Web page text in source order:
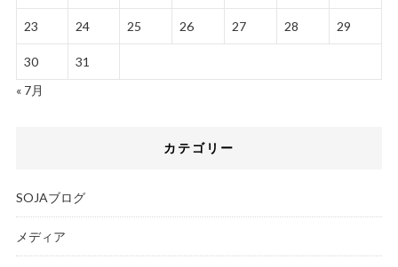
23 24 25 26 27 28 29
30
31
« 7月
カテゴリー
SOJAブログ
メディア